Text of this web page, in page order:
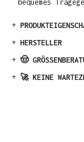
bequemes
+
+ HERSTELLER
+ 🤠
+ 🚀 KEINE